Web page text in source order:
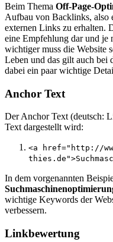
Beim Thema Off-Page-
Aufbau von Backlinks, also
externen Links zu erhalten.
eine Empfehlung dar und je
wichtiger muss die Website
Leben und das gilt auch bei
dabei ein paar wichtige
Anchor Text
Der Anchor Text (deutsch:
Text dargestellt wird:
<a href="http://
In dem vorgenannten
wichtige Keywords der
verbessern.
Linkbewertung